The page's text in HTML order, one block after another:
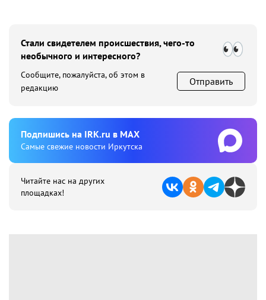
Стали свидетелем происшествия, чего-то
необычного и интересного?
Сообщите, пожалуйста, об этом в
редакцию
Отправить
Подпишиcь на IRK.ru в MAX
Cамые свежие новости Иркутска
Читайте нас на других
площадках!